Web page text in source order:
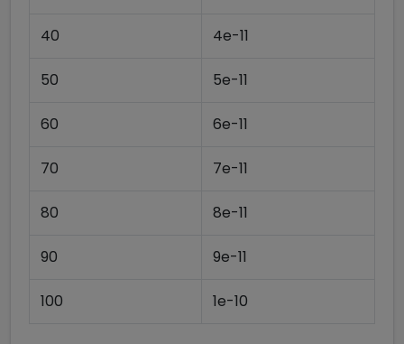
40 4e-11
50 5e-11
60 6e-11
70 7e-11
80 8e-11
90 9e-11
100 1e-10